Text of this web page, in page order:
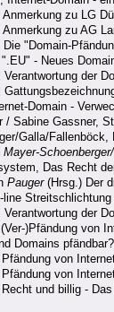
Anmerkung zu LG
Anmerkung zu AG
Die "Domain-
- Neues
Verantwortung der
Domain -
/ Sabine Gassner,
Galla/
Mayer-
Das Recht
Pauger(Hrsg.) Der
line
Verantwortung der
)Pfändung von
Domains pfändbar?
von
von
und billig -